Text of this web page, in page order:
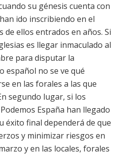
su génesis cuenta con
ido inscribiendo en el
de ellos entrados en años. Si
es llegar inmaculado al
para disputar la
español no se ve qué
en las forales a las que
segundo lugar, si los
España han llegado
éxito final dependerá de que
y minimizar riesgos en
y en las locales, forales